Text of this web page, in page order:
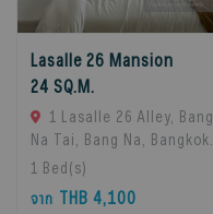
Lasalle 26 Mansion
24 SQ.M.
1 Lasalle 26 Alley, Bang
Na Tai, Bang Na, Bangkok
10260, Bangna, 10260
Bangkok, Thailand
1 Bed(s)
จาก THB 4,100